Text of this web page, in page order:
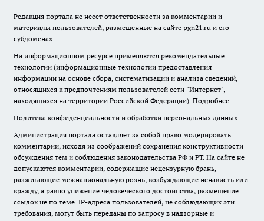
Редакция портала не несет ответственности за комментарии и
материалы пользователей, размещенные на сайте pgn21.ru и его
субдоменах.
На информационном ресурсе применяются рекомендательные
технологии (информационные технологии предоставления
информации на основе сбора, систематизации и анализа сведений,
относящихся к предпочтениям пользователей сети "Интернет",
находящихся на территории Российской Федерации). Подробнее
Политика конфиденциальности и обработки персональных данных
Администрация портала оставляет за собой право модерировать
комментарии, исходя из соображений сохранения конструктивности
обсуждения тем и соблюдения законодательства РФ и РТ. На сайте не
допускаются комментарии, содержащие нецензурную брань,
разжигающие межнациональную рознь, возбуждающие ненависть или
вражду, а равно унижение человеческого достоинства, размещение
ссылок не по теме. IP-адреса пользователей, не соблюдающих эти
требования, могут быть переданы по запросу в надзорные и